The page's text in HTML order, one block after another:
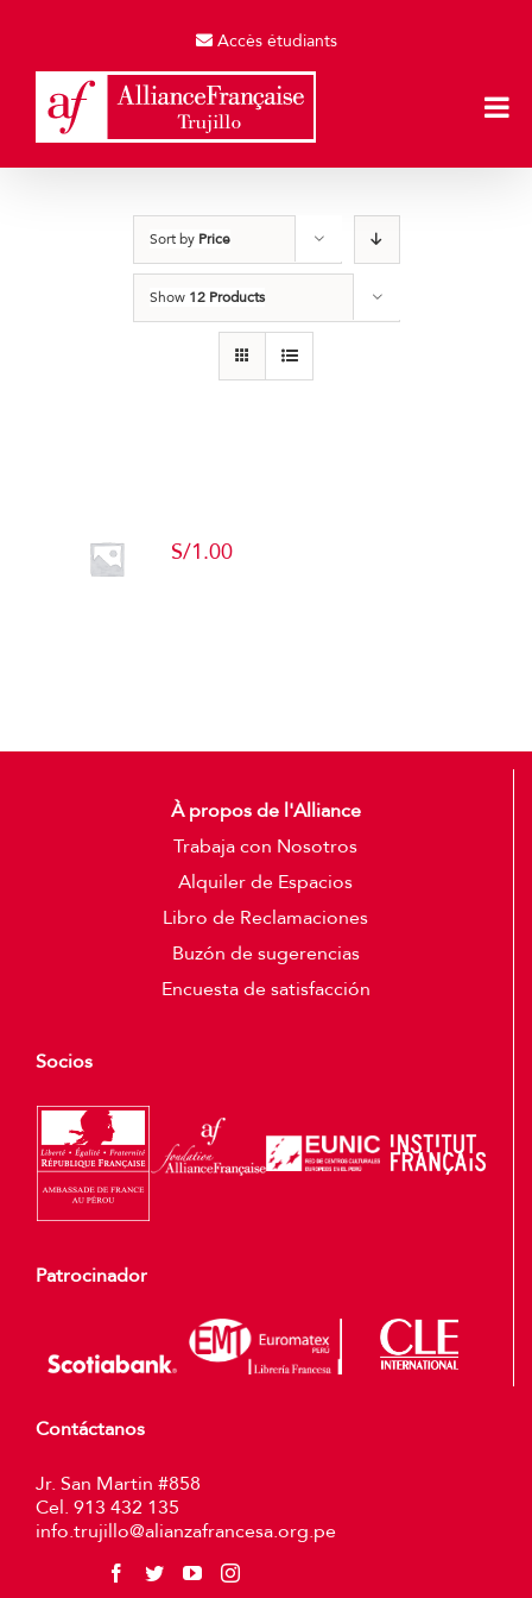
Accès étudiants
Sort by Price
Show 12 Products
S/1.00
À propos de l'Alliance
Trabaja con Nosotros
Alquiler de Espacios
Libro de Reclamaciones
Buzón de sugerencias
Encuesta de satisfacción
Socios
Patrocinador
Contáctanos
Jr. San Martin #858
Cel. 913 432 135
info.trujillo@alianzafrancesa.org.pe